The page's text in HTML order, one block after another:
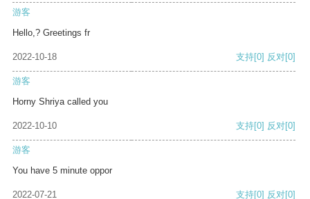
游客
Hello,? Greetings fr
2022-10-18 支持[0] 反对[0]
游客
Horny Shriya called you
2022-10-10 支持[0] 反对[0]
游客
You have 5 minute oppor
2022-07-21 支持[0] 反对[0]